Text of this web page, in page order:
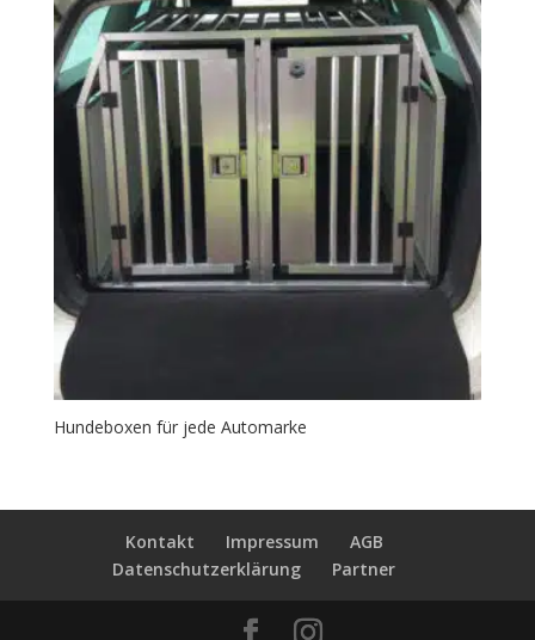
Hundeboxen für jede Automarke
Kontakt Impressum
AGB
Datenschutzerklärung
Partner